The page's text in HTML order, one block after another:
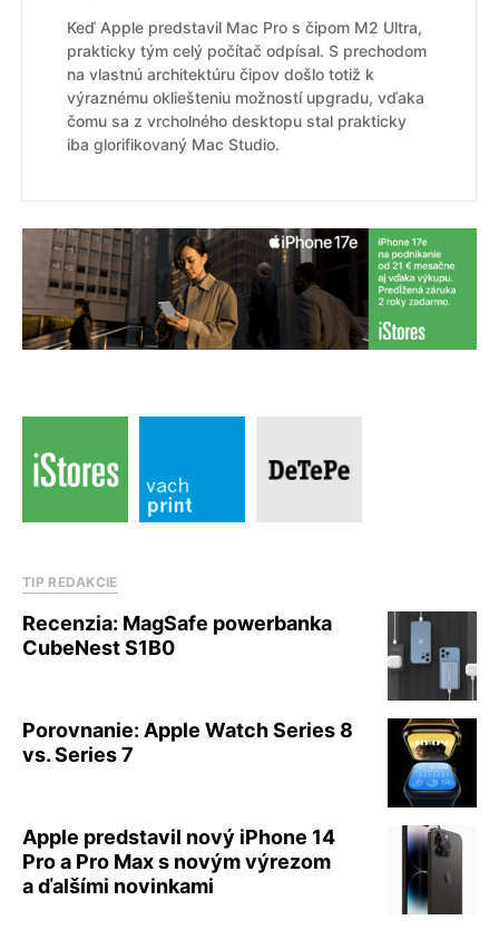
Keď Apple predstavil Mac Pro s čipom M2 Ultra,
prakticky tým celý počítač odpísal. S prechodom
na vlastnú architektúru čipov došlo totiž k
výraznému okliešteniu možností upgradu, vďaka
čomu sa z vrcholného desktopu stal prakticky
iba glorifikovaný Mac Studio.
TIP REDAKCIE
Recenzia: MagSafe powerbanka
CubeNest S1B0
Porovnanie: Apple Watch Series 8
vs. Series 7
Apple predstavil nový iPhone 14
Pro a Pro Max s novým výrezom
a ďalšími novinkami